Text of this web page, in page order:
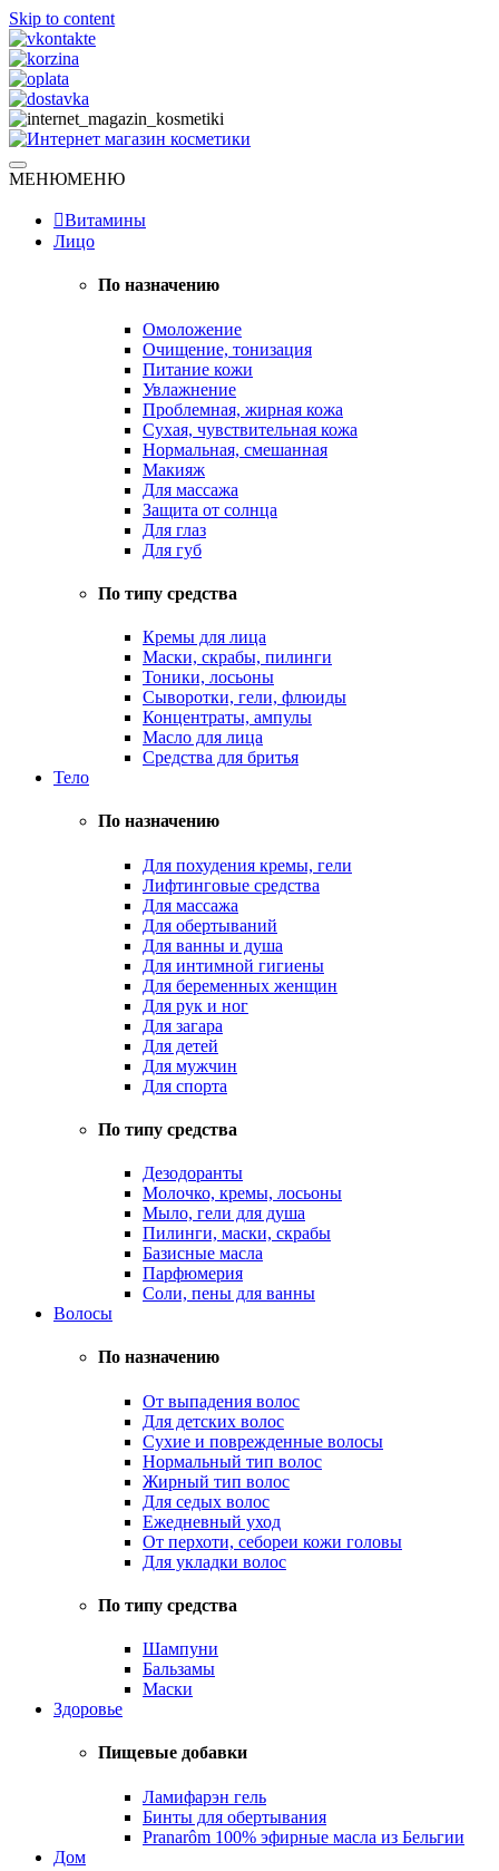
Skip to content
Интернет магазин косметики
Натуральная косметика
МЕНЮМЕНЮ
Витамины
Лицо
По назначению
Омоложение
Очищение, тонизация
Питание кожи
Увлажнение
Проблемная, жирная кожа
Сухая, чувствительная кожа
Нормальная, смешанная
Макияж
Для массажа
Защита от солнца
Для глаз
Для губ
По типу средства
Кремы для лица
Маски, скрабы, пилинги
Тоники, лосьоны
Сыворотки, гели, флюиды
Концентраты, ампулы
Масло для лица
Средства для бритья
Тело
По назначению
Для похудения кремы, гели
Лифтинговые средства
Для массажа
Для обертываний
Для ванны и душа
Для интимной гигиены
Для беременных женщин
Для рук и ног
Для загара
Для детей
Для мужчин
Для спорта
По типу средства
Дезодоранты
Молочко, кремы, лосьоны
Мыло, гели для душа
Пилинги, маски, скрабы
Базисные масла
Парфюмерия
Соли, пены для ванны
Волосы
По назначению
От выпадения волос
Для детских волос
Сухие и поврежденные волосы
Нормальный тип волос
Жирный тип волос
Для седых волос
Ежедневный уход
От перхоти, себореи кожи головы
Для укладки волос
По типу средства
Шампуни
Бальзамы
Маски
Здоровье
Пищевые добавки
Ламифарэн гель
Бинты для обертывания
Pranarôm 100% эфирные масла из Бельгии
Дом